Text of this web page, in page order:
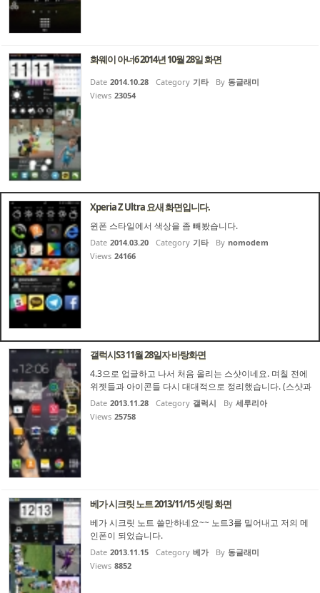
화웨이 아너6 2014년 10월 28일 화면
Date 2014.10.28 Category 기타 By 동글래미
Views 23054
Xperia Z Ultra 요새 화면입니다.
윈폰 스타일에서 색상을 좀 빼봤습니다.
Date 2014.03.20 Category 기타 By nomodem
Views 24166
갤럭시S3 11월 28일자 바탕화면
4.3으로 업글하고 나서 처음 올리는 스샷이네요. 며칠 전에
위젯들과 아이콘들 다시 대대적으로 정리했습니다. (스샷과
는 미묘하게 다른 부분이 몇 군데 있었긴 했지만...) 사실 4.3
처음 업글했을때는 어딘가 삑살이 났는지 반쯤 벽돌이 되어
Date 2013.11.28 Category 갤럭시 By 세루리아
Views 25758
베가 시크릿 노트 2013/11/15 셋팅 화면
베가 시크릿 노트 쓸만하네요~~ 노트3를 밀어내고 저의 메
인폰이 되었습니다.
Date 2013.11.15 Category 베가 By 동글래미
Views 8852